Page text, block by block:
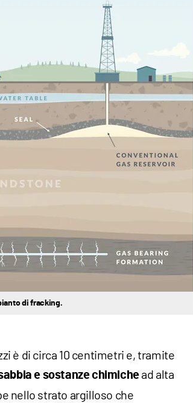
di fracking.
è di circa 10 centimetri e, tramite
e sostanze chimichead alta
nello strato argilloso che